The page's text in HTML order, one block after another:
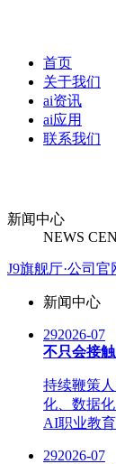
首页
关于我们
ai资讯
ai应用
联系我们
新闻中心
NEWS
J9旗舰厅·公司官
新闻中心
292026-07
不只会接
持续鞭策
化、数据
AI职业教
292026-07